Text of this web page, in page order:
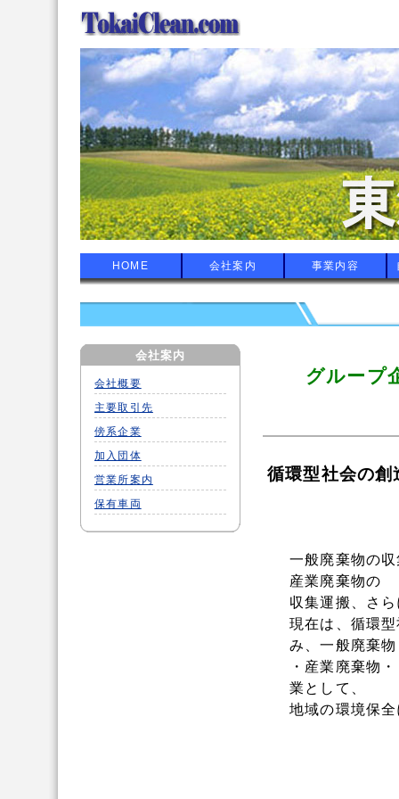
HOME 会社案内 事業内容
グループ
循環型社会の
一般廃棄物の
産業廃棄物の
収集運搬、さ
現在は、循環
み、一般廃棄物
・産業廃棄物
業として、
地域の環境保
会社案内
会社概要
主要取引先
傍系企業
加入団体
営業所案内
保有車両